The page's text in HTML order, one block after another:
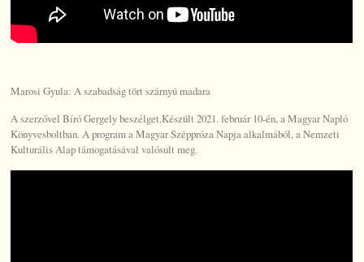
Marosi Gyula: A szabadság tört szárnyú madara
A szerzővel Bíró Gergely beszélget.Készült 2021. február 10-én, a Magyar Napló
Könyvesboltban. A program a Magyar Széppróza Napja alkalmából, a Nemzeti
Kulturális Alap támogatásával valósult meg.